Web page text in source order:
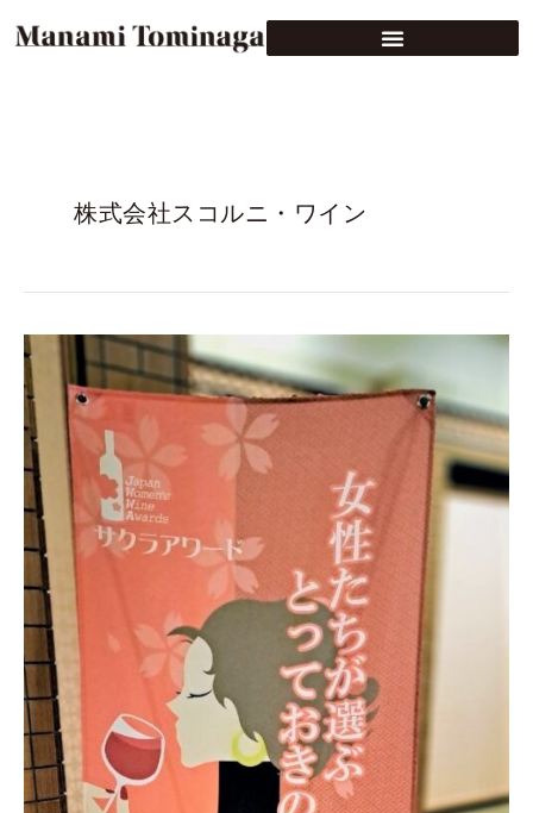
株式会社スコルニ・ワイン
“SAKURA”JWWA
Grand
Tasting
2023
（2023
年
4
月
(水)、
帝
国
ホ
テ
ル
東